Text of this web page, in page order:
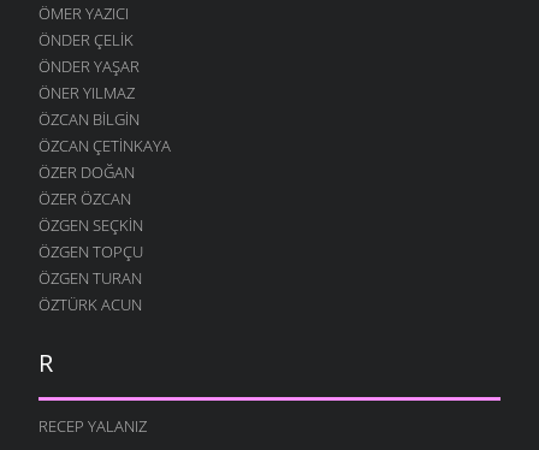
ÖMER YAZICI
ÖNDER ÇELIK
ÖNDER YAŞAR
ÖNER YILMAZ
ÖZCAN BILGIN
ÖZCAN ÇETINKAYA
ÖZER DOĞAN
ÖZER ÖZCAN
ÖZGEN SEÇKIN
ÖZGEN TOPÇU
ÖZGEN TURAN
ÖZTÜRK ACUN
R
RECEP YALANIZ